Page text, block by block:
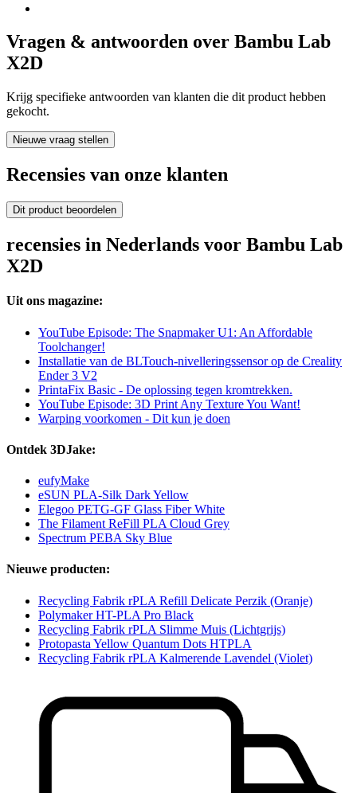
Vragen & antwoorden over Bambu Lab
X2D
Krijg specifieke antwoorden van klanten die dit product hebben
gekocht.
Nieuwe vraag stellen
Recensies van onze klanten
Dit product beoordelen
recensies in Nederlands voor Bambu Lab
X2D
Uit ons magazine:
YouTube Episode: The Snapmaker U1: An Affordable
Toolchanger!
Installatie van de BLTouch-nivelleringssensor op de Creality
Ender 3 V2
PrintaFix Basic - De oplossing tegen kromtrekken.
YouTube Episode: 3D Print Any Texture You Want!
Warping voorkomen - Dit kun je doen
Ontdek 3DJake:
eufyMake
eSUN PLA-Silk Dark Yellow
Elegoo PETG-GF Glass Fiber White
The Filament ReFill PLA Cloud Grey
Spectrum PEBA Sky Blue
Nieuwe producten:
Recycling Fabrik rPLA Refill Delicate Perzik (Oranje)
Polymaker HT-PLA Pro Black
Recycling Fabrik rPLA Slimme Muis (Lichtgrijs)
Protopasta Yellow Quantum Dots HTPLA
Recycling Fabrik rPLA Kalmerende Lavendel (Violet)